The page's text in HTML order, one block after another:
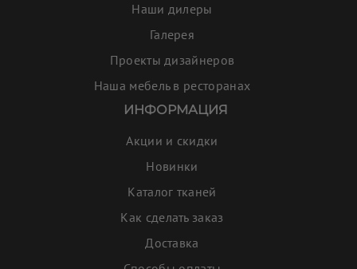
Наши дилеры
Галерея
Проекты дизайнеров
Наша мебель в ресторанах
ИНФОРМАЦИЯ
Акции и скидки
Новинки
Каталог тканей
Как сделать заказ
Доставка